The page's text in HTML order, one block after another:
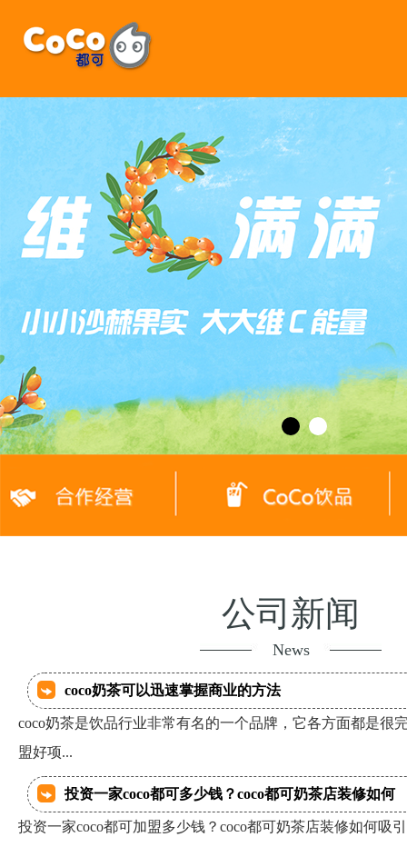
公司新闻
News
coco奶茶可以迅速掌握商业的方法
coco奶茶是饮品行业非常有名的一个品牌，它各方面都是很
盟好项...
投资一家coco都可多少钱？coco都可奶茶店装修如何
投资一家coco都可加盟多少钱？coco都可奶茶店装修如何吸